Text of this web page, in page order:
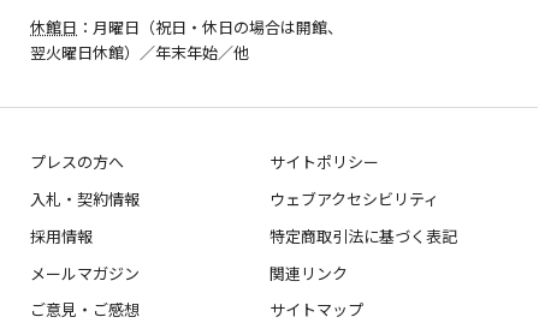
休館日 ：月曜日（祝日・休日の場合は開館、
翌火曜日休館）／年末年始／他
プレスの方へ
サイトポリシー
入札・契約情報
ウェブアクセシビリティ
採用情報
特定商取引法に基づく表記
メールマガジン
関連リンク
ご意見・ご感想
サイトマップ